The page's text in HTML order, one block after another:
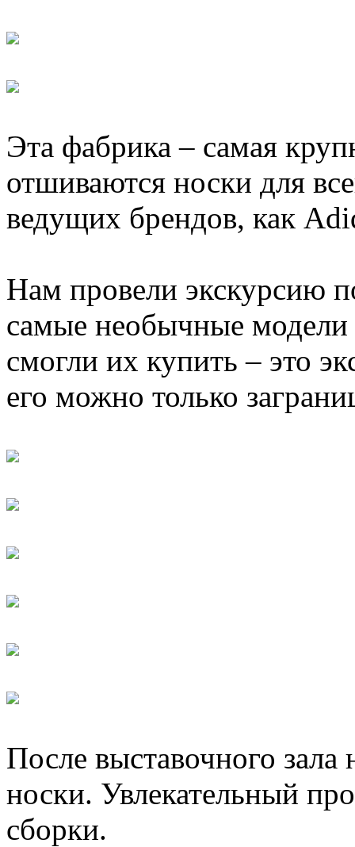
Эта фабрика – самая
отшиваются носки для
ведущих брендов, как
Нам провели экскурсию
самые необычные
смогли их купить – это
его можно только
После выставочного зала
носки. Увлекательный
сборки.